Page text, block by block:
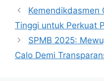
Kemendikdasmen
Tinggi untuk Perkuat
SPMB 2025:
Calo Demi